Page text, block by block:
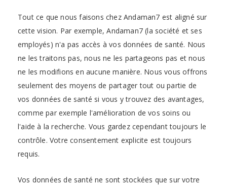
Tout ce que nous faisons chez Andaman7 est aligné sur
cette vision. Par exemple, Andaman7 (la société et ses
employés) n'a pas accès à vos données de santé. Nous
ne les traitons pas, nous ne les partageons pas et nous
ne les modifions en aucune manière. Nous vous offrons
seulement des moyens de partager tout ou partie de
vos données de santé si vous y trouvez des avantages,
comme par exemple l'amélioration de vos soins ou
l'aide à la recherche. Vous gardez cependant toujours le
contrôle. Votre consentement explicite est toujours
requis.
Vos données de santé ne sont stockées que sur votre